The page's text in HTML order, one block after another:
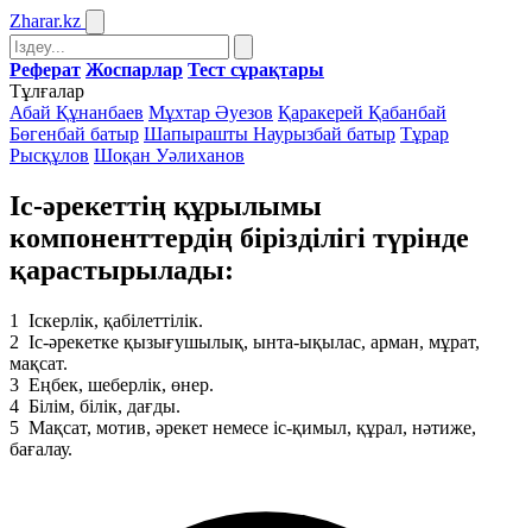
Zharar.kz
Реферат Жоспарлар Тест сұрақтары
Тұлғалар
Абай Құнанбаев Мұхтар Әуезов Қаракерей Қабанбай
Бөгенбай батыр Шапырашты Наурызбай батыр Тұрар
Рысқұлов Шоқан Уәлиханов
Іс-әрекеттің құрылымы
компоненттердің бірізділігі түрінде
қарастырылады:
1
Іскерлік, қабілеттілік.
2 Іс-әрекетке қызығушылық, ынта-ықылас, арман, мұрат,
мақсат.
3 Еңбек, шеберлік, өнер.
4 Білім, білік, дағды.
5 Мақсат, мотив, әрекет немесе іс-қимыл, құрал, нәтиже,
бағалау.